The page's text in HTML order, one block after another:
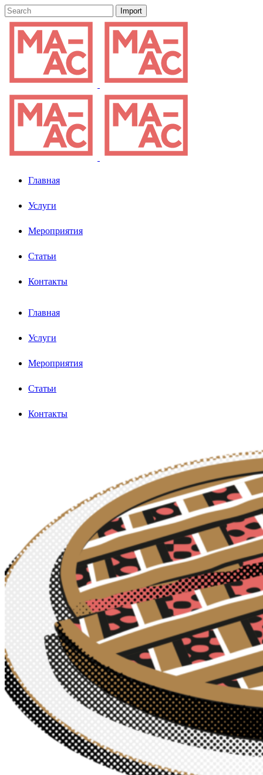
Главная
Услуги
Мероприятия
Статьи
Контакты
Главная
Услуги
Мероприятия
Статьи
Контакты